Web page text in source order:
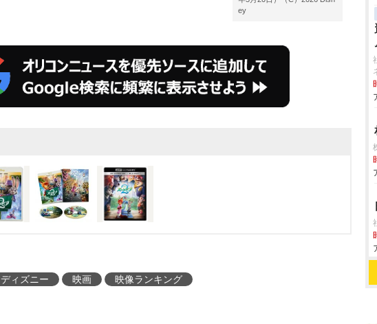
ey
ディズニー 映画 映像ランキング